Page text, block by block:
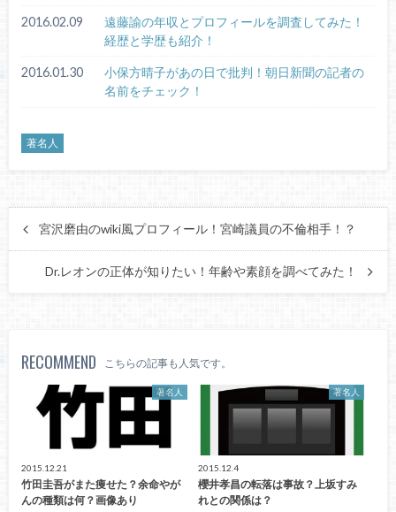
2016.02.09
遠藤諭の年収とプロフィールを調査してみた！
経歴と学歴も紹介！
2016.01.30
小保方晴子があの日で批判！朝日新聞の記者の
名前をチェック！
著名人
宮沢磨由のwiki風プロフィール！宮崎議員の不倫相手！？
Dr.レオンの正体が知りたい！年齢や素顔を調べてみた！
RECOMMEND こちらの記事も人気です。
著名人
2015.12.21
竹田圭吾がまた痩せた？余命やが
んの種類は何？画像あり
著名人
2015.12.4
櫻井孝昌の転落は事故？上坂すみ
れとの関係は？